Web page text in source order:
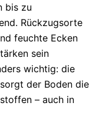
bis zu
Rückzugsorte
feuchte Ecken
sein
wichtig: die
der Boden die
– auch in